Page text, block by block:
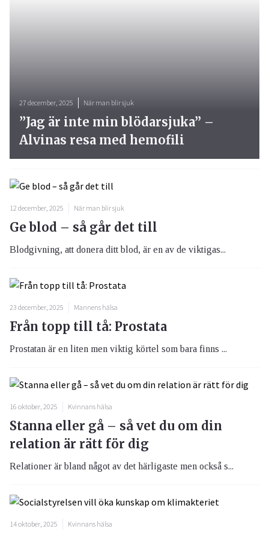
27 december, 2025 När man blir sjuk
”Jag är inte min blödarsjuka” –
Alvinas resa med hemofili
12 december, 2025 När man blir sjuk
Ge blod – så går det till
Blodgivning, att donera ditt blod, är en av de viktigas...
23 december, 2025 Mannens hälsa
Från topp till tå: Prostata
Prostatan är en liten men viktig körtel som bara finns ...
16 oktober, 2025 Kvinnans hälsa
Stanna eller gå – så vet du om din
relation är rätt för dig
Relationer är bland något av det härligaste men också s...
14 oktober, 2025 Kvinnans hälsa